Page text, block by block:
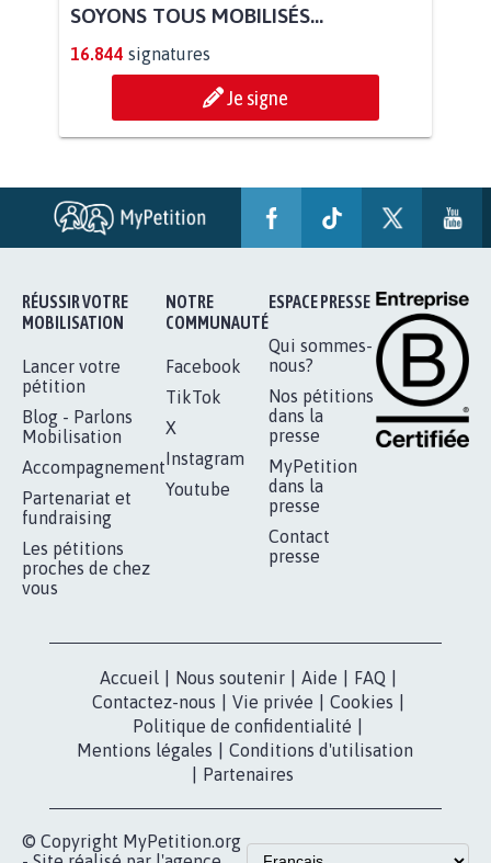
AGRESSION DE MON FILS THÉO :
SOYONS TOUS MOBILISÉS...
Je signe
RÉUSSIR VOTRE
MOBILISATION
Lancer votre
pétition
Mobilisation
Accompagnement
Partenariat et
Les pétitions
Youtube
ESPACE PRESSE
Qui sommes-
nous?
presse
MyPetition
dans la
presse
Contact
presse